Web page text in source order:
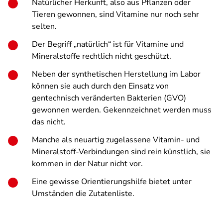
Natürlicher Herkunft, also aus Pflanzen oder
Tieren gewonnen, sind Vitamine nur noch sehr
selten.
Der Begriff „natürlich“ ist für Vitamine und
Mineralstoffe rechtlich nicht geschützt.
Neben der synthetischen Herstellung im Labor
können sie auch durch den Einsatz von
gentechnisch veränderten Bakterien (GVO)
gewonnen werden. Gekennzeichnet werden muss
das nicht.
Manche als neuartig zugelassene Vitamin- und
Mineralstoff-Verbindungen sind rein künstlich, sie
kommen in der Natur nicht vor.
Eine gewisse Orientierungshilfe bietet unter
Umständen die Zutatenliste.